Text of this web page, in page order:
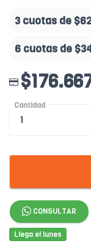
3 cuotas de
6 cuotas de
Cantidad
CONSULTAR
Llega el lunes